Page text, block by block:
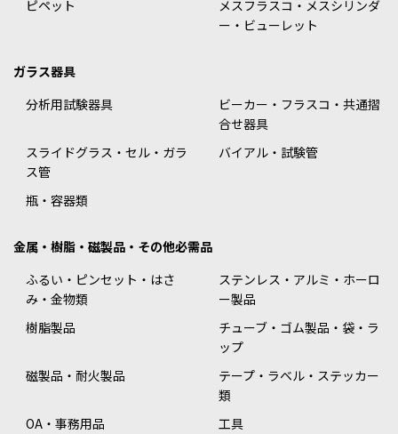
ピペット
メスフラスコ・メスシリンダ
ー・ビューレット
ガラス器具
分析用試験器具
ビーカー・フラスコ・共通摺
合せ器具
スライドグラス・セル・ガラ
ス管
バイアル・試験管
瓶・容器類
金属・樹脂・磁製品・その他必需品
ふるい・ピンセット・はさ
み・金物類
ステンレス・アルミ・ホーロ
ー製品
樹脂製品
チューブ・ゴム製品・袋・ラ
ップ
磁製品・耐火製品
テープ・ラベル・ステッカー
類
OA・事務用品
工具